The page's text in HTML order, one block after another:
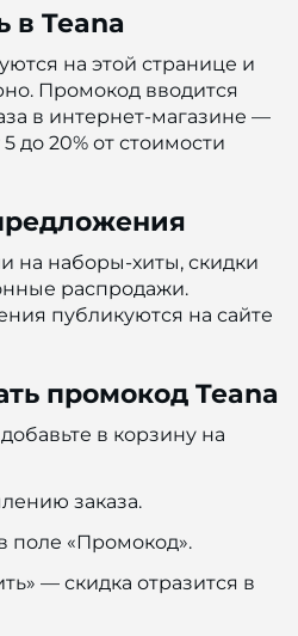
в Teana
на этой странице и
Промокод вводится
в интернет-магазине —
до 20% от стоимости
на наборы-хиты, скидки
распродажи.
публикуются на сайте
промокод Teana
в корзину на
заказа.
поле «Промокод».
— скидка отразится в